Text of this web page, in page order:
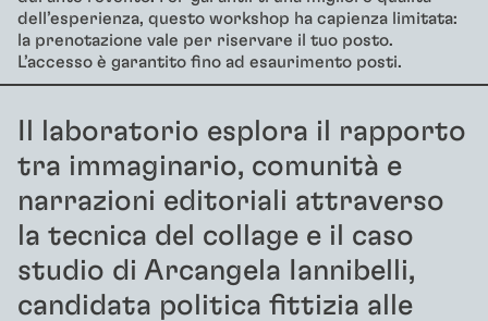
dell’esperienza, questo workshop ha capienza limitata:
la prenotazione vale per riservare il tuo posto.
L’accesso è garantito fino ad esaurimento posti.
Il laboratorio esplora il rapporto
tra immaginario, comunità e
narrazioni editoriali attraverso
la tecnica del collage e il caso
studio di Arcangela Iannibelli,
candidata politica fittizia alle